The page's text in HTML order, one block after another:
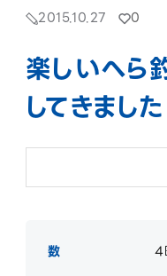
2015.10.27 0
楽しいへら
してきました
数 4